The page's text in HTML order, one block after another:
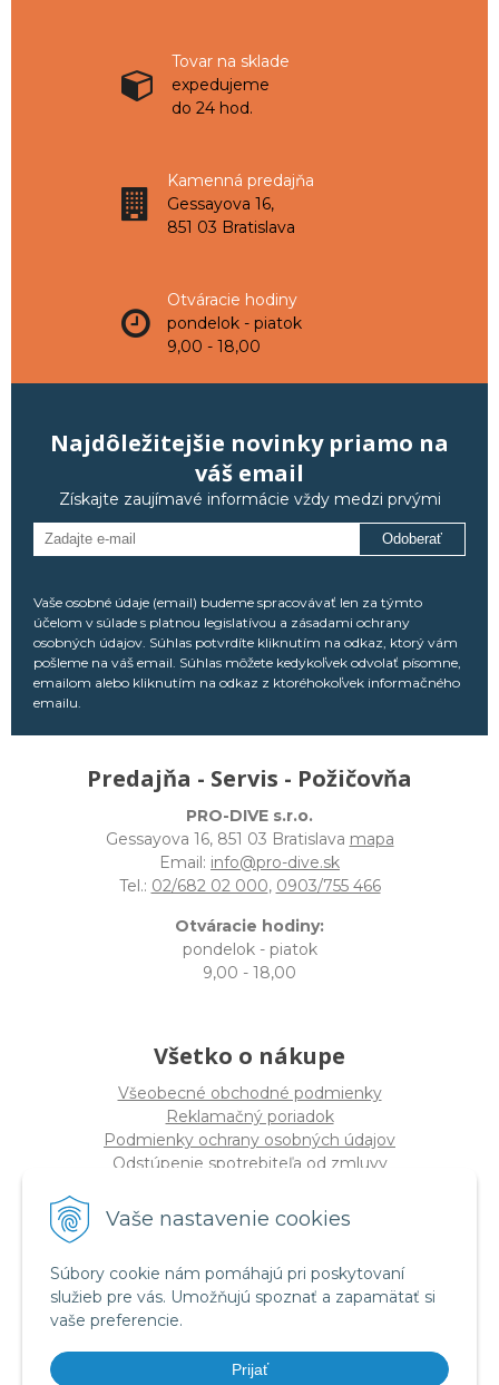
Vaše nastavenie cookies
Súbory cookie nám pomáhajú pri poskytovaní
služieb pre vás. Umožňujú spoznať a zapamätať si
vaše preferencie.
Prijať
Tovar na sklade
expedujeme
do 24 hod.
Kamenná predajňa
Gessayova 16,
851 03 Bratislava
Otváracie hodiny
pondelok - piatok
9,00 - 18,00
Najdôležitejšie novinky priamo na
váš email
Získajte zaujímavé informácie vždy medzi prvými
Odoberať
Vaše osobné údaje (email) budeme spracovávať len za týmto
účelom v súlade s platnou legislatívou a zásadami ochrany
osobných údajov. Súhlas potvrdíte kliknutím na odkaz, ktorý vám
pošleme na váš email. Súhlas môžete kedykoľvek odvolať písomne,
emailom alebo kliknutím na odkaz z ktoréhokoľvek informačného
emailu.
Predajňa - Servis - Požičovňa
PRO-DIVE s.r.o.
Gessayova 16, 851 03 Bratislava mapa
Email: info@pro-dive.sk
Tel.: 02/682 02 000, 0903/755 466
Otváracie hodiny:
pondelok - piatok
9,00 - 18,00
Všetko o nákupe
Všeobecné obchodné podmienky
Reklamačný poriadok
Podmienky ochrany osobných údajov
Odstúpenie spotrebiteľa od zmluvy
O spoločnosti
PRO-DIVE s.r.o
Dulovo námestie 12, 821 08 Bratislava
(Sídlo nie PREDAJŇA
DIČ: 2020294320